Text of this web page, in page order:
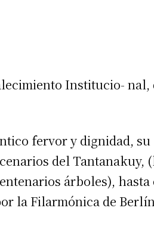
Institucio- nal,
fervor y dignidad, su
del Tantanakuy,
árboles), hasta
la Filarmónica de